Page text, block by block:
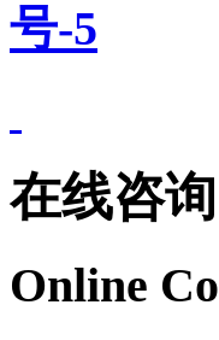
号-5
在线咨询
Online